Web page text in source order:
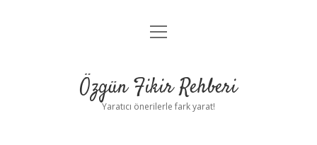
Gizlilik Politikası
Yasal Uyarı
menüyü
Özgün Fikir Rehberi
Yaratıcı önerilerle fark yarat!